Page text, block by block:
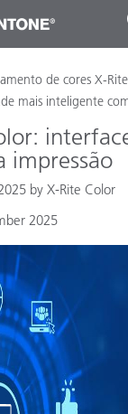
de cores X-Rite
mais inteligente
impressão
by X-Rite Color
2025